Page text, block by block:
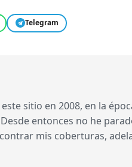
Telegram
sitio en 2008, en la
entonces no he
mis coberturas,